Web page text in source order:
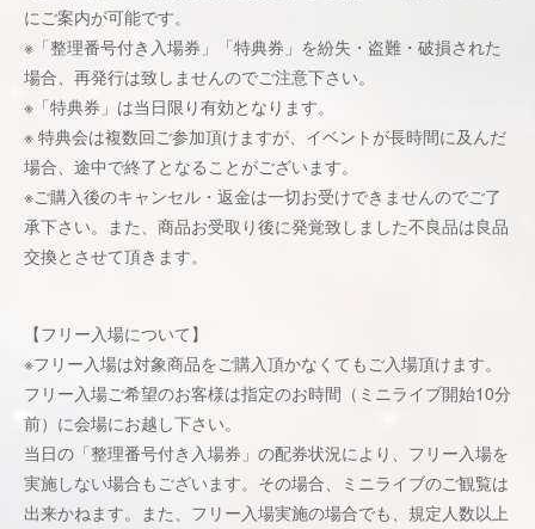
にご案内が可能です。
※「整理番号付き入場券」「特典券」を紛失・盗難・破損された
場合、再発行は致しませんのでご注意下さい。
※「特典券」は当日限り有効となります。
※ 特典会は複数回ご参加頂けますが、イベントが長時間に及んだ
場合、途中で終了となることがございます。
※ご購入後のキャンセル・返金は一切お受けできませんのでご了
承下さい。また、商品お受取り後に発覚致しました不良品は良品
交換とさせて頂きます。
【フリー入場について】
※フリー入場は対象商品をご購入頂かなくてもご入場頂けます。
フリー入場ご希望のお客様は指定のお時間（ミニライブ開始10分
前）に会場にお越し下さい。
当日の「整理番号付き入場券」の配券状況により、フリー入場を
実施しない場合もございます。その場合、ミニライブのご観覧は
出来かねます。また、フリー入場実施の場合でも、規定人数以上